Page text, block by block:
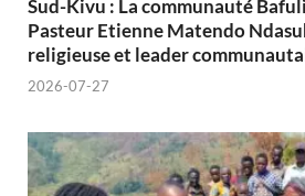
Sud-Kivu : La communauté
Pasteur Etienne Matendo
religieuse et leader
2026-07-27